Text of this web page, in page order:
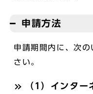
申請方法
申請期間内に、次
さい。
（1）インター